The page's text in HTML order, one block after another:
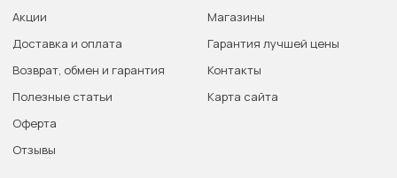
Акции
Доставка и оплата
Возврат, обмен и гарантия
Полезные статьи
Оферта
Отзывы
Магазины
Гарантия лучшей цены
Контакты
Карта сайта